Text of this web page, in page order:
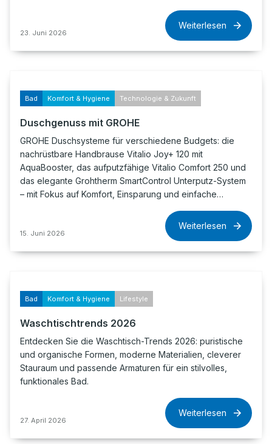
23. Juni 2026
Weiterlesen
Bad Komfort & Hygiene Technologie & Zukunft
Duschgenuss mit GROHE
GROHE Duschsysteme für verschiedene Budgets: die
nachrüstbare Handbrause Vitalio Joy+ 120 mit
AquaBooster, das aufputzfähige Vitalio Comfort 250 und
das elegante Grohtherm SmartControl Unterputz-System
– mit Fokus auf Komfort, Einsparung und einfache…
15. Juni 2026
Weiterlesen
Bad Komfort & Hygiene Lifestyle
Waschtischtrends 2026
Entdecken Sie die Waschtisch-Trends 2026: puristische
und organische Formen, moderne Materialien, cleverer
Stauraum und passende Armaturen für ein stilvolles,
funktionales Bad.
27. April 2026
Weiterlesen